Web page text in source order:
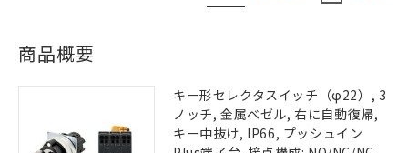
商品概要
キー形セレクタスイッチ（φ22）, 3
ノッチ, 金属ベゼル, 右に自動復帰,
キー中抜け, IP66, プッシュイン